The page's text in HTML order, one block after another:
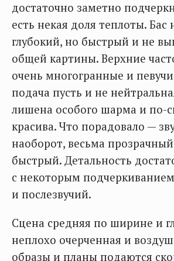
достаточно заметно
есть некая доля теплоты. Бас
глубокий, но быстрый и не
общей картины. Верхние
очень многогранные и
подача пусть и не
лишена особого шарма и по-
красива. Что порадовало —
наоборот, весьма
быстрый. Детальность
с некоторым
и послезвучий.
Сцена средняя по ширине и
неплохо очерченная и
образы и планы подаются